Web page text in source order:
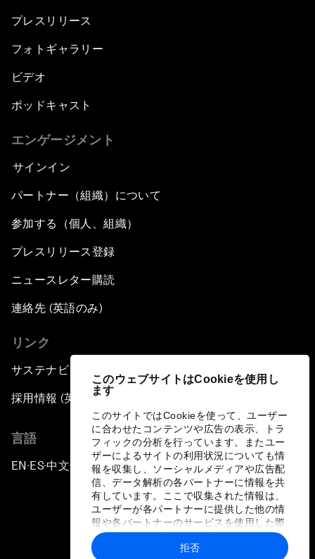
このウェブサイトはCookieを使用し
ます
このサイトではCookieを使って、ユーザー
に合わせたコンテンツや広告の表示、トラ
フィックの分析を行っています。またユー
ザーによるサイトの利用状況についても情
報を収集し、ソーシャルメディアや広告配
信、データ解析の各パートナーに情報を共
有しています。ここで収集された情報は、
ユーザーが各パートナーに提供した他の情
報や各パートナーのサービスを使用した際
に収集された情報と組み合わされ、各パー
トナーによって使用されることがありま
拒否
Integration
Behind the Scenes: Embrace of the Serpent
An Agenda for a Prosperous Future
プレスリリース
フォトギャラリー
ビデオ
ポッドキャスト
エンゲージメント
サインイン
パートナー（組織）について
参加する（個人、組織）
プレスリリース登録
ニュースレター購読
連絡先 (英語のみ)
リンク
サステナビリティへの取り組み
採用情報 (英語のみ)
言語
EN ▪ES▪中文▪ 日本語